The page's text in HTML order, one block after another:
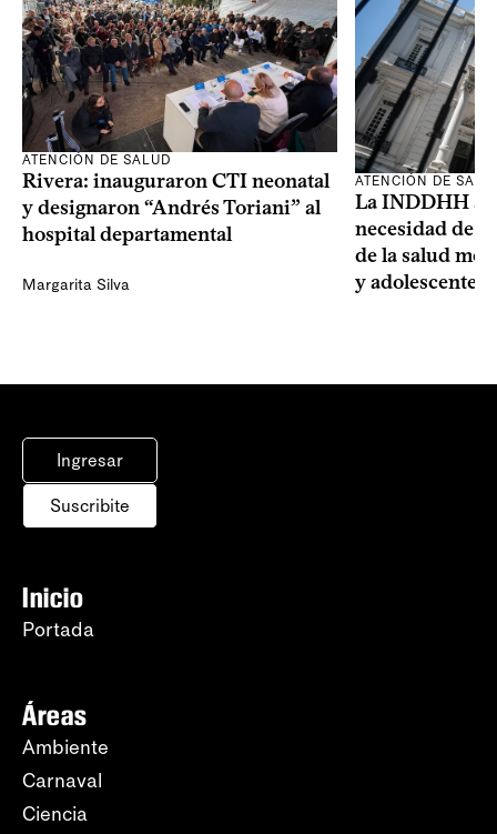
ATENCIÓN DE SALUD
Rivera: inauguraron CTI neonatal
y designaron “Andrés Toriani” al
hospital departamental
Margarita Silva
ATENCIÓN DE
La INDDHH
necesidad de
de la salud
y adolescentes
Ingresar
Suscribite
Inicio
Portada
Áreas
Ambiente
Carnaval
Ciencia